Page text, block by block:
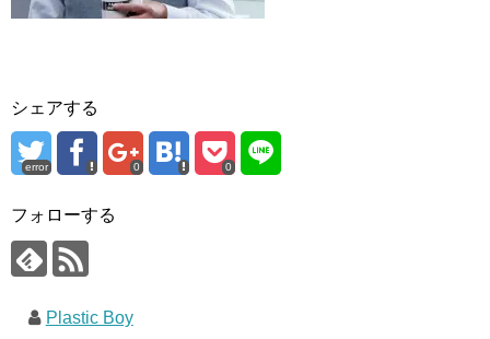
シェアする
error 0 0
フォローする
Plastic Boy